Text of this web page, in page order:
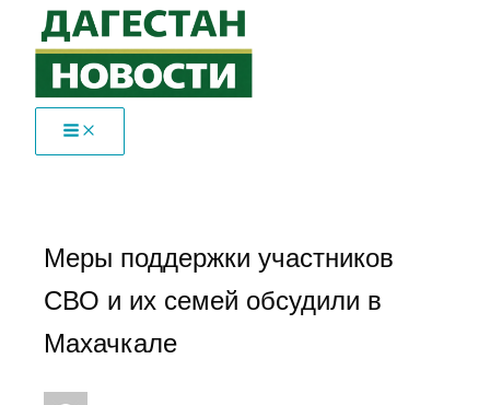
Перейти
содержимому
Меры поддержки участников
СВО и их семей обсудили в
Махачкале